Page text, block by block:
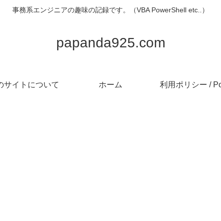
事務系エンジニアの趣味の記録です。（VBA PowerShell etc..）
papanda925.com
サイトについて ホーム 利用ポリシー /